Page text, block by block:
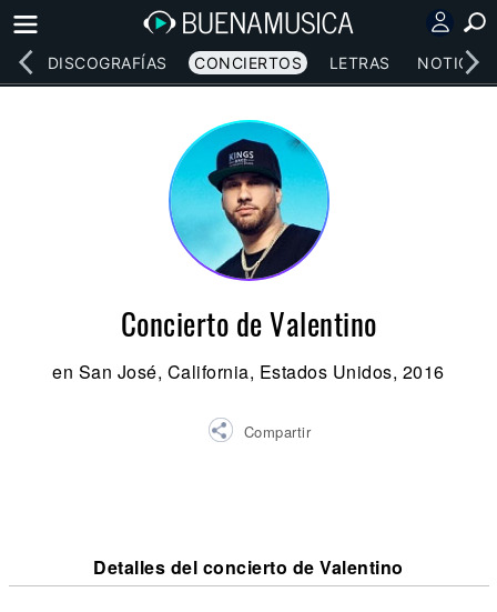
DISCOGRAFÍAS CONCIERTOS LETRAS NOTICIAS
Concierto de Valentino
en San José, California, Estados Unidos, 2016
Compartir
Detalles del concierto de Valentino